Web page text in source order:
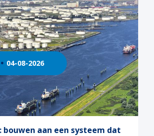
04-08-2026
aan een systeem dat